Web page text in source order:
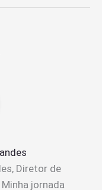
Diretor de
jornada